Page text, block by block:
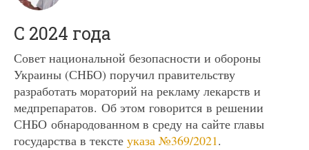
С 2024 года
Совет национальной безопасности и обороны
Украины (СНБО) поручил правительству
разработать мораторий на рекламу лекарств и
медпрепаратов. Об этом говорится в решении
СНБО обнародованном в среду на сайте главы
государства в тексте указа №369/2021.